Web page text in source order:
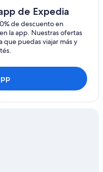
de Expedia
de descuento en
la app. Nuestras ofertas
puedas viajar más y